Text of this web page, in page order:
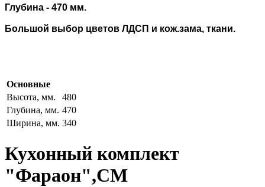
Глубина - 470 мм.
Большой выбор цветов ЛДСП и кож.зама, ткани.
Основные
Высота, мм.
480
Глубина, мм. 470
Ширина, мм. 340
Кухонный комплект
"Фараон",СМ